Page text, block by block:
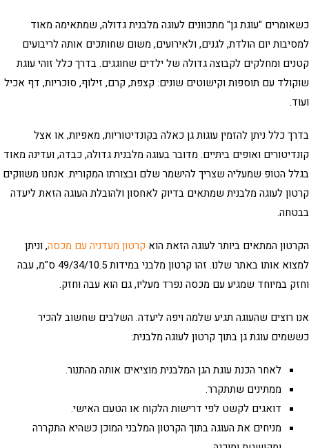
"עוגת גן" מתכוונים לעוגה מלבנית גדולה, שמתאימה מאוד
יום הולדת, לגנים, ולאירועים, משום שחותכים אותה לריבועים
ומחלקים לקבוצה גדולה של ילדים שחוגגים. בדרך כלל זוהי עוגת
עם תוספות וקישוטים שונים: קצפת, קרם, זילוף, סוכריות, דף אכיל
כלל ניתן להזמין עוגות גן כאלה בקונדיטוריות, מאפיות, או אצל
ואופים ביתיים. מדובר בעוגה מלבנית גדולה, כבדה, ועדינה מאוד
הטופ שמעליה שצריך להישמר שלם ובצורתו המקורית. אנחנו משווקים
לעוגה מלבניתשמתאים בדיוק לאחסון ולהובלת העוגה הזאת ליעדה
המתאים ביותר לעוגה הזאת הואקרטון מעדניה עם מכסה, וניתן
למצוא אותו באתר שלנו. זהו קרטון מלבני במידות 49/34/10.5 ס"מ, עבה
במיוחד שמגיע עם מכסה נפרד מעליו, גם הוא עבה וחזק.
רוצים שהעוגה תגיע שלמה ויפה ליעדה. השלבים שחשוב להכיר
עוגת גן בתוךקרטון לעוגה מלבנית:
לאחר הכנת עוגת הגן המלבנית מוציאים אותה מהתנור.
ממתינים שתתקרר.
דואגים לקשט לפי דרישות הלקוח או הטעם האישי.
מניחים את העוגה בתוך הקרטון המלבני המוכן כשהיא התקררה